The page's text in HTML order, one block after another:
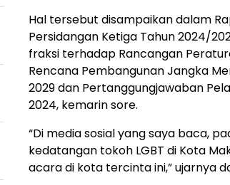
Hal tersebut disampaikan dalam
Persidangan Ketiga Tahun 2024/
fraksi terhadap Rancangan
Rencana Pembangunan Jangka
2029 dan Pertanggungjawaban
2024, kemarin sore.
“Di media sosial yang saya baca,
kedatangan tokoh LGBT di Kota
acara di kota tercinta ini,” ujarnya